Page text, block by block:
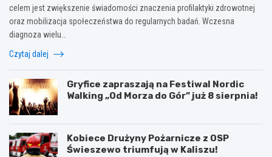
celem jest zwiększenie świadomości znaczenia profilaktyki zdrowotnej
oraz mobilizacja społeczeństwa do regularnych badań. Wczesna
diagnoza wielu…
Czytaj dalej
Gryfice zapraszają na Festiwal Nordic
Walking „Od Morza do Gór” już 8 sierpnia!
Kobiece Drużyny Pożarnicze z OSP
Świeszewo triumfują w Kaliszu!